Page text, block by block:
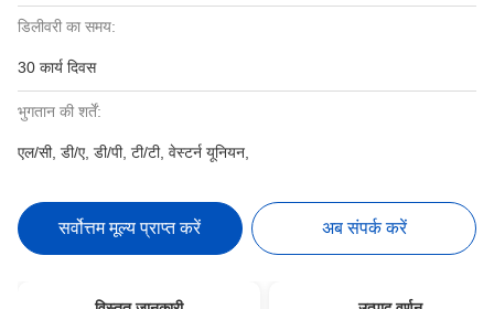
डिलीवरी का समय:
30 कार्य दिवस
भुगतान की शर्तें:
एल/सी, डी/ए, डी/पी, टी/टी, वेस्टर्न यूनियन,
सर्वोत्तम मूल्य प्राप्त करें अब संपर्क करें